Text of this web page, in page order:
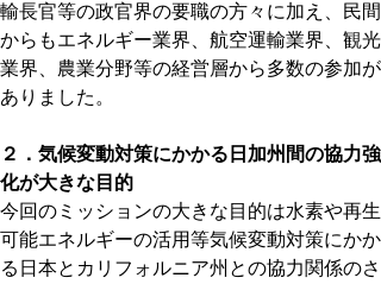
輸長官等の政官界の要職の方々に加え、民間
からもエネルギー業界、航空運輸業界、観光
業界、農業分野等の経営層から多数の参加が
ありました。
２．気候変動対策にかかる日加州間の協力強
化が大きな目的
今回のミッションの大きな目的は水素や再生
可能エネルギーの活用等気候変動対策にかか
る日本とカリフォルニア州との協力関係のさ